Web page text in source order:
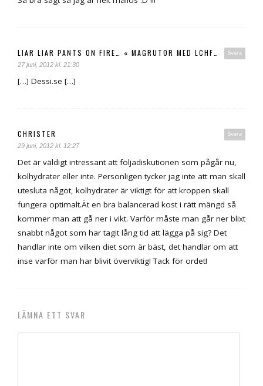
Svara
LIAR LIAR PANTS ON FIRE… « MAGRUTOR MED LCHF…
27 juni, 2012 kl. 21:30
[…] Dessi.se […]
Svara
CHRISTER
29 juni, 2012 kl. 12:27
Det är väldigt intressant att följadiskutionen som pågår nu,
kolhydrater eller inte. Personligen tycker jag inte att man skall
utesluta något, kolhydrater är viktigt för att kroppen skall
fungera optimalt.Ät en bra balancerad kost i rätt mängd så
kommer man att gå ner i vikt. Varför måste man går ner blixt
snabbt något som har tagit lång tid att lägga på sig? Det
handlar inte om vilken diet som är bäst, det handlar om att
inse varför man har blivit överviktig! Tack för ordet!
LÄMNA ETT SVAR